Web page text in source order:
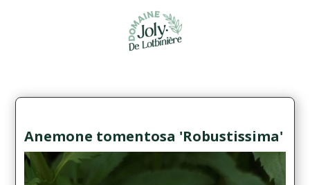
Anemone tomentosa 'Robustissima'